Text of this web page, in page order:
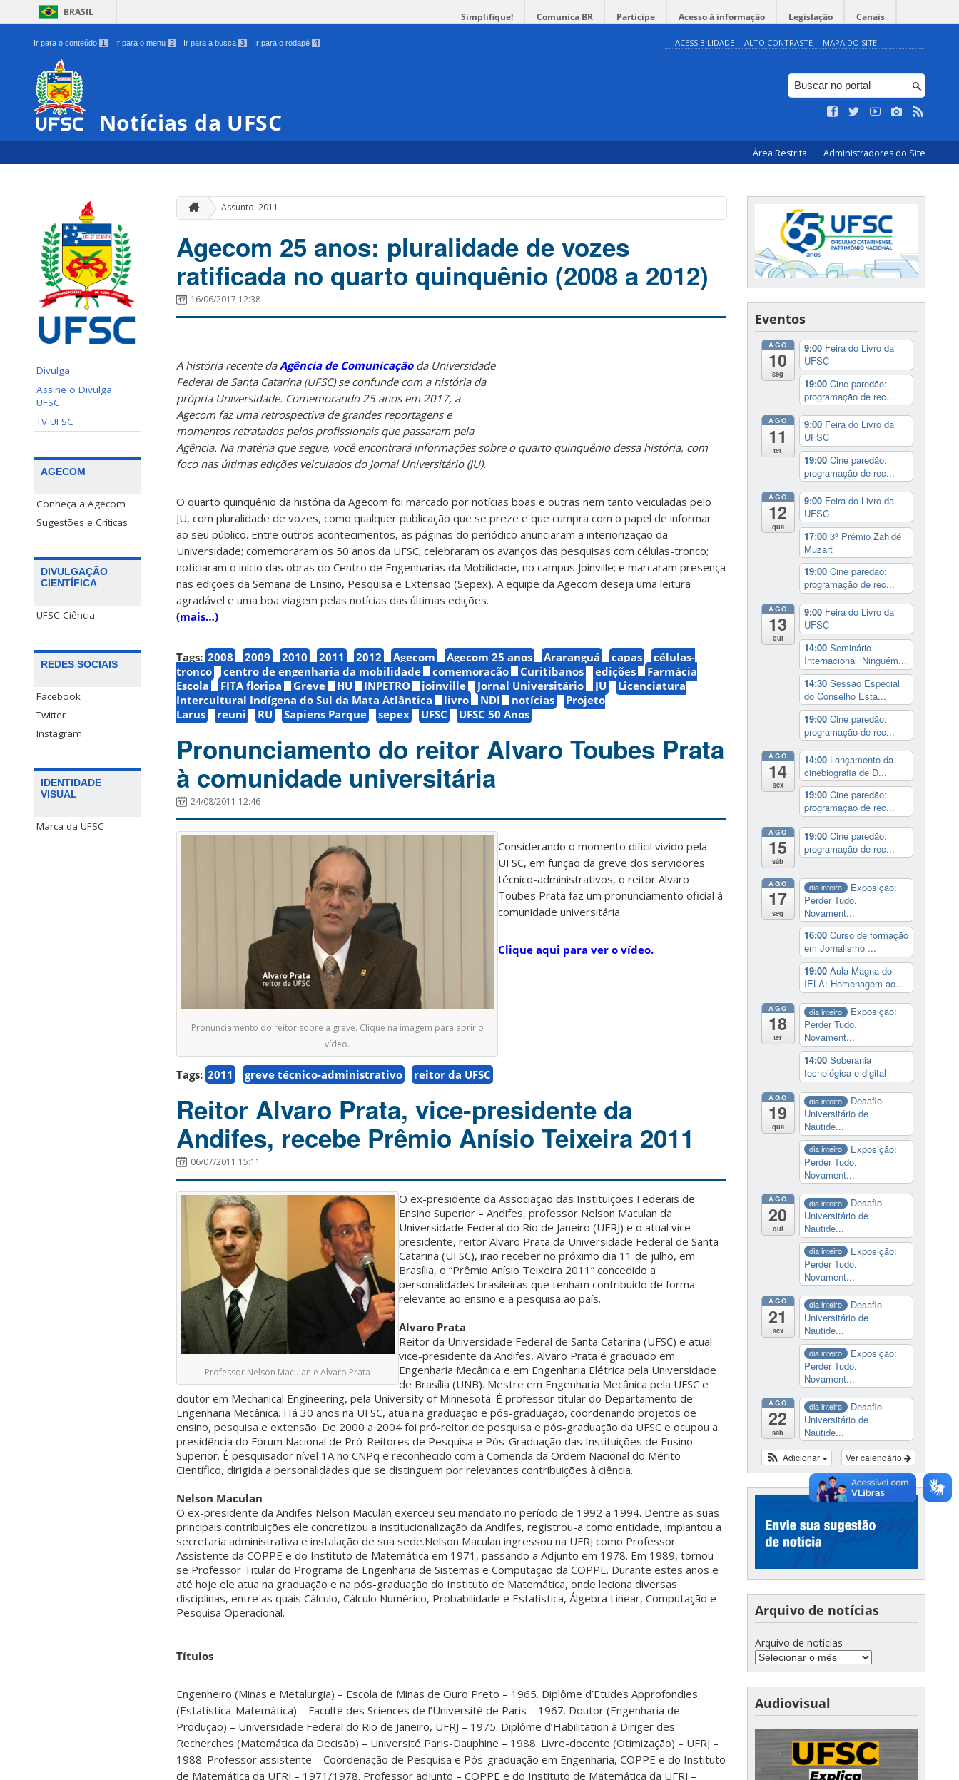
BRASIL Simplifique! Comunica BR Participe Acesso à informação Legislação Canais
Ir para o conteúdo 1 Ir para o menu 2 Ir para a busca 3 Ir para o rodapé 4 ACESSIBILIDADE ALTO CONTRASTE MAPA DO SITE
Notícias da UFSC
Área Restrita Administradores do Site
Divulga
Assine o Divulga
UFSC
TV UFSC
AGECOM
Conheça a Agecom
Sugestões e Críticas
DIVULGAÇÃO
CIENTÍFICA
UFSC Ciência
REDES SOCIAIS
Facebook
Twitter
Instagram
IDENTIDADE
VISUAL
Marca da UFSC
Assunto: 2011
Agecom 25 anos: pluralidade de vozes
ratificada no quarto quinquênio (2008 a 2012)
16/06/2017 12:38
A história recente daAgência de Comunicaçãoda Universidade
Federal de Santa Catarina (UFSC) se confunde com a história da
própria Universidade. Comemorando 25 anos em 2017, a
Agecom faz uma retrospectiva de grandes reportagens e
momentos retratados pelos profissionais que passaram pela
Agência. Na matéria que segue, você encontrará informações sobre o quarto quinquênio dessa história, com
foco nas últimas edições veiculados do Jornal Universitário (JU).
O quarto quinquênio da história da Agecom foi marcado por notícias boas e outras nem tanto veiculadas pelo
JU, com pluralidade de vozes, como qualquer publicação que se preze e que cumpra com o papel de informar
ao seu público. Entre outros acontecimentos, as páginas do periódico anunciaram a interiorização da
Universidade; comemoraram os 50 anos da UFSC; celebraram os avanços das pesquisas com células-tronco;
noticiaram o início das obras do Centro de Engenharias da Mobilidade, no campus Joinville; e marcaram presença
nas edições da Semana de Ensino, Pesquisa e Extensão (Sepex). A equipe da Agecom deseja uma leitura
agradável e uma boa viagem pelas notícias das últimas edições.
(mais…)
Tags: 2008 2009 2010 2011 2012 Agecom Agecom 25 anos Araranguá capas
células-
tronco
centro de engenharia da mobilidade comemoração Curitibanos edições
Farmácia
Escola
FITA floripa Greve HU INPETRO joinville Jornal Universitário JU
Licenciatura
Intercultural Indígena do Sul da Mata Atlântica
livro NDI notícias
Projeto
Larus
reuni RU Sapiens Parque sepex UFSC UFSC 50 Anos
Pronunciamento do reitor Alvaro Toubes Prata
à comunidade universitária
24/08/2011 12:46
Pronunciamento do reitor sobre a greve. Clique na imagem para abrir o
vídeo.
Considerando o momento difícil vivido pela
UFSC, em função da greve dos servidores
técnico-administrativos, o reitor Alvaro
Toubes Prata faz um pronunciamento oficial à
comunidade universitária.
Clique aqui para ver o vídeo.
Tags: 2011 greve técnico-administrativo reitor da UFSC
Reitor Alvaro Prata, vice-presidente da
Andifes, recebe Prêmio Anísio Teixeira 2011
06/07/2011 15:11
Professor Nelson Maculan e Alvaro Prata
O ex-presidente da Associação das Instituições Federais de
Ensino Superior – Andifes, professor Nelson Maculan da
Universidade Federal do Rio de Janeiro (UFRJ) e o atual vice-
presidente, reitor Alvaro Prata da Universidade Federal de Santa
Catarina (UFSC), irão receber no próximo dia 11 de julho, em
Brasília, o “Prêmio Anísio Teixeira 2011” concedido a
personalidades brasileiras que tenham contribuído de forma
relevante ao ensino e a pesquisa ao país.
Alvaro Prata
Reitor da Universidade Federal de Santa Catarina (UFSC) e atual
vice-presidente da Andifes, Alvaro Prata é graduado em
Engenharia Mecânica e em Engenharia Elétrica pela Universidade
de Brasília (UNB). Mestre em Engenharia Mecânica pela UFSC e
doutor em Mechanical Engineering, pela University of Minnesota. É professor titular do Departamento de
Engenharia Mecânica. Há 30 anos na UFSC, atua na graduação e pós-graduação, coordenando projetos de
ensino, pesquisa e extensão. De 2000 a 2004 foi pró-reitor de pesquisa e pós-graduação da UFSC e ocupou a
presidência do Fórum Nacional de Pró-Reitores de Pesquisa e Pós-Graduação das Instituições de Ensino
Superior. É pesquisador nível 1A no CNPq e reconhecido com a Comenda da Ordem Nacional do Mérito
Científico, dirigida a personalidades que se distinguem por relevantes contribuições à ciência.
Nelson Maculan
O ex-presidente da Andifes Nelson Maculan exerceu seu mandato no período de 1992 a 1994. Dentre as suas
principais contribuições ele concretizou a institucionalização da Andifes, registrou-a como entidade, implantou a
secretaria administrativa e instalação de sua sede.Nelson Maculan ingressou na UFRJ como Professor
Assistente da COPPE e do Instituto de Matemática em 1971, passando a Adjunto em 1978. Em 1989, tornou-
se Professor Titular do Programa de Engenharia de Sistemas e Computação da COPPE. Durante estes anos e
até hoje ele atua na graduação e na pós-graduação do Instituto de Matemática, onde leciona diversas
disciplinas, entre as quais Cálculo, Cálculo Numérico, Probabilidade e Estatística, Álgebra Linear, Computação e
Pesquisa Operacional.
Títulos
Engenheiro (Minas e Metalurgia) – Escola de Minas de Ouro Preto – 1965. Diplôme d’Etudes Approfondies
(Estatística-Matemática) – Faculté des Sciences de l’Université de Paris – 1967. Doutor (Engenharia de
Produção) – Universidade Federal do Rio de Janeiro, UFRJ – 1975. Diplôme d’Habilitation à Diriger des
Recherches (Matemática da Decisão) – Université Paris-Dauphine – 1988. Livre-docente (Otimização) – UFRJ –
1988. Professor assistente – Coordenação de Pesquisa e Pós-graduação em Engenharia, COPPE e do Instituto
de Matemática da UFRJ – 1971/1978. Professor adjunto – COPPE e do Instituto de Matemática da UFRJ –
Eventos
AGO
10
seg
9:00 Feira do Livro da
UFSC
19:00 Cine paredão:
programação de rec...
AGO
11
ter
9:00 Feira do Livro da
UFSC
19:00 Cine paredão:
programação de rec...
AGO
12
qua
9:00 Feira do Livro da
UFSC
17:00 3º Prêmio Zahidé
Muzart
19:00 Cine paredão:
programação de rec...
AGO
13
qui
9:00 Feira do Livro da
UFSC
14:00 Seminário
Internacional ‘Ninguém...
14:30 Sessão Especial
do Conselho Esta...
19:00 Cine paredão:
programação de rec...
AGO
14
sex
14:00 Lançamento da
cinebiografia de D...
19:00 Cine paredão:
programação de rec...
AGO
15
sáb
19:00 Cine paredão:
programação de rec...
AGO
17
seg
dia inteiro
Exposição:
Perder Tudo.
Novament...
16:00 Curso de formação
em Jornalismo ...
19:00 Aula Magna do
IELA: Homenagem ao...
AGO
18
ter
dia inteiro
Exposição:
Perder Tudo.
Novament...
14:00 Soberania
tecnológica e digital
AGO
19
qua
dia inteiro
Desafio
Universitário de
Nautide...
dia inteiro
Exposição:
Perder Tudo.
Novament...
AGO
20
qui
dia inteiro
Desafio
Universitário de
Nautide...
dia inteiro
Exposição:
Perder Tudo.
Novament...
AGO
21
sex
dia inteiro
Desafio
Universitário de
Nautide...
dia inteiro
Exposição:
Perder Tudo.
Novament...
AGO
22
sáb
dia inteiro
Desafio
Universitário de
Nautide...
Ver calendário
Adicionar
Arquivo de notícias
Arquivo de notícias
Audiovisual